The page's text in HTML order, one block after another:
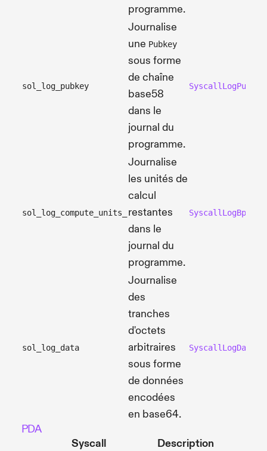
programme.
sol_log_pubkey
Journalise
une Pubkey
sous forme
de chaîne
base58
dans le
journal du
programme.
SyscallLogPubkey
sol_log_compute_units_
Journalise
les unités de
calcul
restantes
dans le
journal du
programme.
sol_log_data
Journalise
des
tranches
d'octets
arbitraires
sous forme
de données
encodées
en base64.
SyscallLogData
PDA
Syscall
Description